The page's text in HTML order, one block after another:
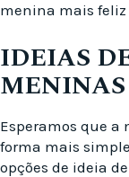
menina mais feliz
IDEIAS
Esperamos que a
forma mais
opções de ideia